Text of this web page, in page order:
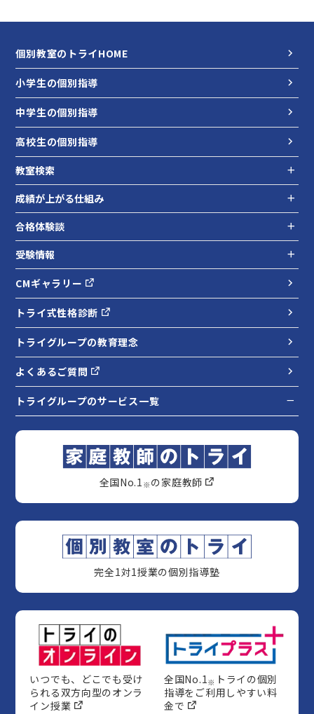
個別教室のトライHOME
小学生の個別指導
中学生の個別指導
高校生の個別指導
教室検索
成績が上がる仕組み
合格体験談
受験情報
CMギャラリー
トライ式性格診断
トライグループの教育理念
よくあるご質問
トライグループのサービス一覧
全国No.1 ※ の家庭教師
完全1対1授業の個別指導塾
いつでも、どこでも受け
られる双方向型のオンラ
イン授業
全国No.1※ トライの個別
指導をご利用しやすい料
金で